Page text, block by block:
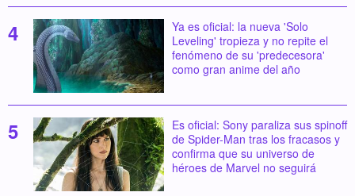
Ya es oficial: la nueva 'Solo
Leveling' tropieza y no repite el
fenómeno de su 'predecesora'
como gran anime del año
Es oficial: Sony paraliza sus spinoff
de Spider-Man tras los fracasos y
confirma que su universo de
héroes de Marvel no seguirá